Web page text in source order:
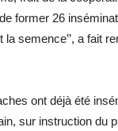
former 26
la semence’’, a fait
ont déjà été
sur instruction du